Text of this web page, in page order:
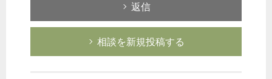
返信
相談を新規投稿する